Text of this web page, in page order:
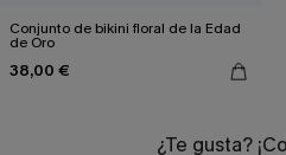
Conjunto de bikini floral de la Edad
de Oro
38,00 €
¿Te gusta?